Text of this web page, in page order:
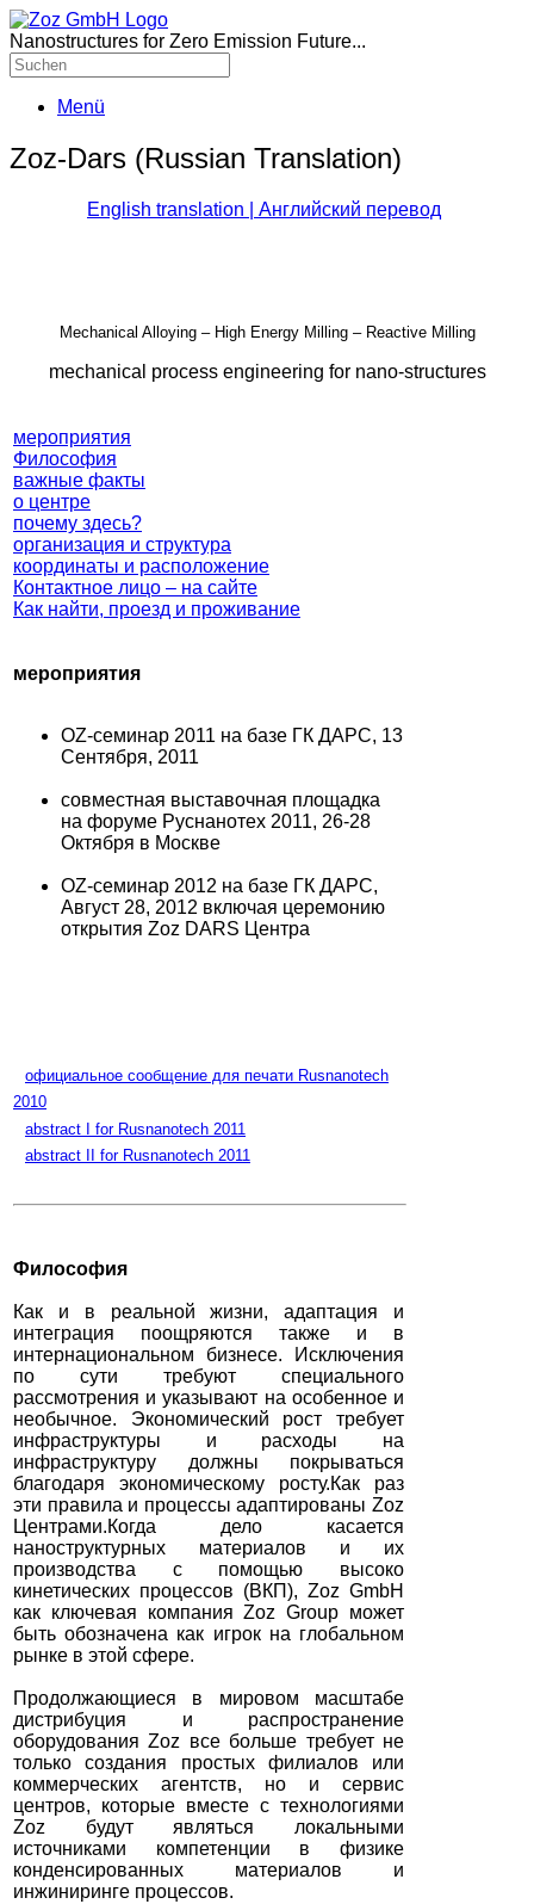
Nanostructures for Zero Emission Future...
Menü
Zoz-Dars (Russian Translation)
English translation | Английский перевод
Mechanical Alloying – High Energy Milling – Reactive Milling
mechanical process engineering for nano-structures
мероприятия
Философия
важные факты
о центре
почему здесь?
организация и структура
координаты и расположение
Контактное лицо – на сайте
Как найти, проезд и проживание
мероприятия
OZ-семинар 2011 на базе ГК ДАРС, 13
Сентября, 2011
совместная выставочная площадка
на форуме Руснанотех 2011, 26-28
Октября в Москве
OZ-семинар 2012 на базе ГК ДАРС,
Август 28, 2012 включая церемонию
открытия Zoz DARS Центра
официальное сообщение для печати Rusnanotech
2010
abstract I for Rusnanotech 2011
abstract II for Rusnanotech 2011
Философия
Как и в реальной жизни, адаптация и
интеграция поощряются также и в
интернациональном бизнесе. Исключения
по сути требуют специального
рассмотрения и указывают на особенное и
необычное. Экономический рост требует
инфраструктуры и расходы на
инфраструктуру должны покрываться
благодаря экономическому росту.Как раз
эти правила и процессы адаптированы Zoz
Центрами.Когда дело касается
наноструктурных материалов и их
производства с помощью высоко
кинетических процессов (ВКП), Zoz GmbH
как ключевая компания Zoz Group может
быть обозначена как игрок на глобальном
рынке в этой сфере.
Продолжающиеся в мировом масштабе
дистрибуция и распространение
оборудования Zoz все больше требует не
только создания простых филиалов или
коммерческих агентств, но и сервис
центров, которые вместе с технологиями
Zoz будут являться локальными
источниками компетенции в физике
конденсированных материалов и
инжиниринге процессов.